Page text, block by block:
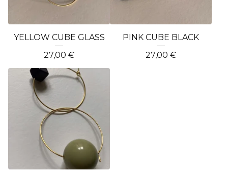
YELLOW CUBE GLASS
27,00 €
PINK CUBE BLACK
27,00 €